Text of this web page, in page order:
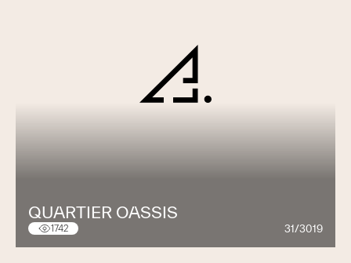
QUARTIER OASSIS
1742 31/3019